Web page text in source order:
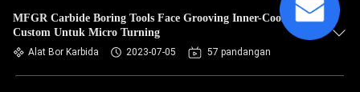
MFGR Carbide Boring Tools Face Grooving Inner-Cooling-
Custom Untuk Micro Turning
Alat Bor Karbida 2023-07-05 57 pandangan